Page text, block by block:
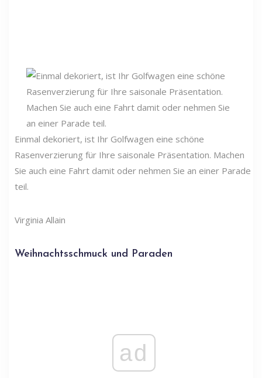
Einmal dekoriert, ist Ihr Golfwagen eine schöne
Rasenverzierung für Ihre saisonale Präsentation. Machen
Sie auch eine Fahrt damit oder nehmen Sie an einer Parade
teil.
Virginia Allain
Weihnachtsschmuck und Paraden
ad